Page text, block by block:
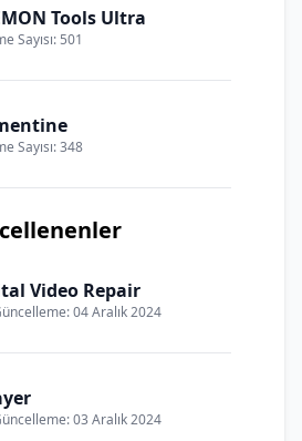
Tools Ultra
Sayısı: 501
Sayısı: 348
Video Repair
04 Aralık 2024
03 Aralık 2024